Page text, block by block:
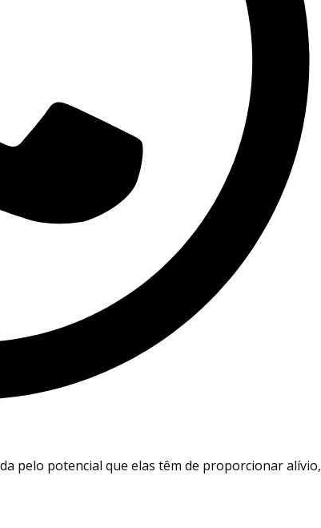
pelo potencial que elas têm de proporcionar alívio,